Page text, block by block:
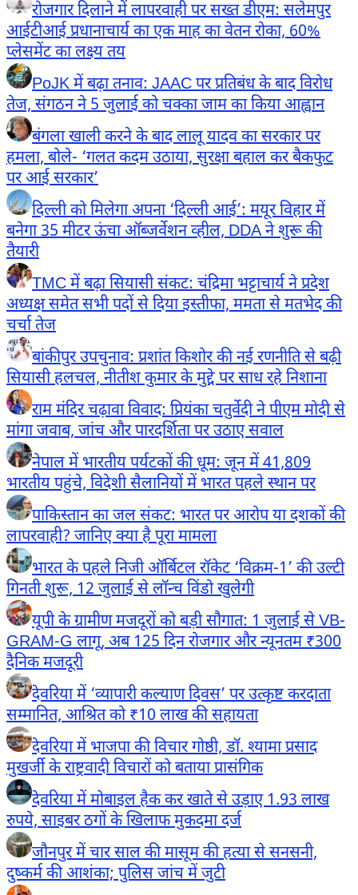
रोजगार दिलाने में लापरवाही पर सख्त डीएम: सलेमपुर
आईटीआई प्रधानाचार्य का एक माह का वेतन रोका, 60%
प्लेसमेंट का लक्ष्य तय
PoJK में बढ़ा तनाव: JAAC पर प्रतिबंध के बाद विरोध
तेज, संगठन ने 5 जुलाई को चक्का जाम का किया आह्वान
बंगला खाली करने के बाद लालू यादव का सरकार पर
हमला, बोले- ‘गलत कदम उठाया, सुरक्षा बहाल कर बैकफुट
पर आई सरकार’
दिल्ली को मिलेगा अपना ‘दिल्ली आई’: मयूर विहार में
बनेगा 35 मीटर ऊंचा ऑब्जर्वेशन व्हील, DDA ने शुरू की
तैयारी
TMC में बढ़ा सियासी संकट: चंद्रिमा भट्टाचार्य ने प्रदेश
अध्यक्ष समेत सभी पदों से दिया इस्तीफा, ममता से मतभेद की
चर्चा तेज
बांकीपुर उपचुनाव: प्रशांत किशोर की नई रणनीति से बढ़ी
सियासी हलचल, नीतीश कुमार के मुद्दे पर साध रहे निशाना
राम मंदिर चढ़ावा विवाद: प्रियंका चतुर्वेदी ने पीएम मोदी से
मांगा जवाब, जांच और पारदर्शिता पर उठाए सवाल
नेपाल में भारतीय पर्यटकों की धूम: जून में 41,809
भारतीय पहुंचे, विदेशी सैलानियों में भारत पहले स्थान पर
पाकिस्तान का जल संकट: भारत पर आरोप या दशकों की
लापरवाही? जानिए क्या है पूरा मामला
भारत के पहले निजी ऑर्बिटल रॉकेट ‘विक्रम-1’ की उल्टी
गिनती शुरू, 12 जुलाई से लॉन्च विंडो खुलेगी
यूपी के ग्रामीण मजदूरों को बड़ी सौगात: 1 जुलाई से VB-
GRAM-G लागू, अब 125 दिन रोजगार और न्यूनतम ₹300
दैनिक मजदूरी
देवरिया में ‘व्यापारी कल्याण दिवस’ पर उत्कृष्ट करदाता
सम्मानित, आश्रित को ₹10 लाख की सहायता
देवरिया में भाजपा की विचार गोष्ठी, डॉ. श्यामा प्रसाद
मुखर्जी के राष्ट्रवादी विचारों को बताया प्रासंगिक
देवरिया में मोबाइल हैक कर खाते से उड़ाए 1.93 लाख
रुपये, साइबर ठगों के खिलाफ मुकदमा दर्ज
जौनपुर में चार साल की मासूम की हत्या से सनसनी,
दुष्कर्म की आशंका; पुलिस जांच में जुटी